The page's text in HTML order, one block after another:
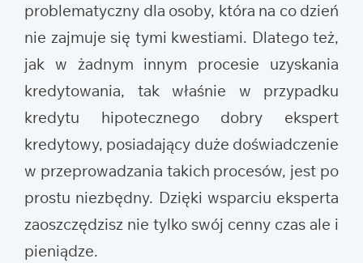
problematyczny dla osoby, która na co dzień
nie zajmuje się tymi kwestiami. Dlatego też,
jak w żadnym innym procesie uzyskania
kredytowania, tak właśnie w przypadku
kredytu hipotecznego dobry ekspert
kredytowy, posiadający duże doświadczenie
w przeprowadzania takich procesów, jest po
prostu niezbędny. Dzięki wsparciu eksperta
zaoszczędzisz nie tylko swój cenny czas ale i
pieniądze.